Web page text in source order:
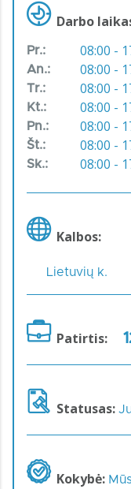
Darbo
Pr.: 08:00 -
An.: 08:00 -
Tr.: 08:00 -
Kt.: 08:00 -
Pn.: 08:00 -
Št.: 08:00 -
Sk.: 08:00 -
Kalbos:
Lietuvių k.
Patirtis:
Statusas:
Kokybė: